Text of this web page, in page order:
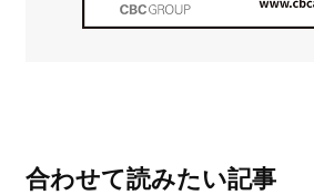
合わせて読みたい記事